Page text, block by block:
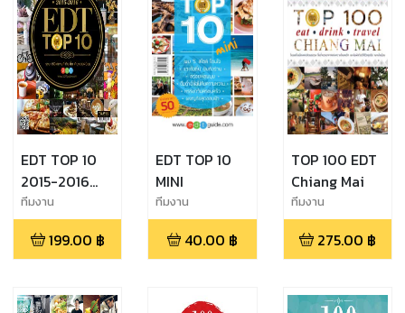
EDT TOP 10
2015-2016
รวม 150 สถาน
ที่ กิน ดื่ม เที่ยว
ยอดนิยม
ทีมงาน
EDTguide.com
199.00 ฿
EDT TOP 10
MINI
ทีมงาน
EDTguide.com
40.00 ฿
TOP 100 EDT
Chiang Mai
ทีมงาน
EDTguide.com
275.00 ฿